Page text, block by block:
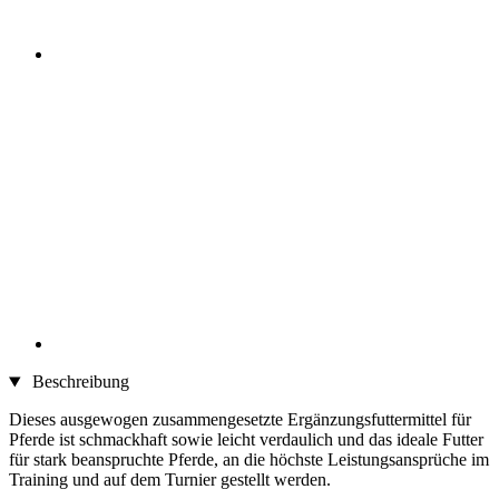
Beschreibung
Dieses ausgewogen zusammengesetzte Ergänzungsfuttermittel für
Pferde ist schmackhaft sowie leicht verdaulich und das ideale Futter
für stark beanspruchte Pferde, an die höchste Leistungsansprüche im
Training und auf dem Turnier gestellt werden.